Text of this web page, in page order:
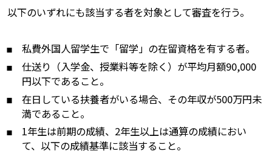
以下のいずれにも該当する者を対象として審査を行う。
私費外国人留学生で「留学」の在留資格を有する者。
仕送り（入学金、授業料等を除く）が平均月額90,000
円以下であること。
在日している扶養者がいる場合、その年収が500万円未
満であること。
1年生は前期の成績、2年生以上は通算の成績におい
て、以下の成績基準に該当すること。